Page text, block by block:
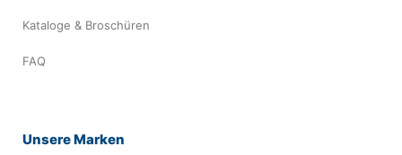
Kataloge & Broschüren
FAQ
Unsere Marken